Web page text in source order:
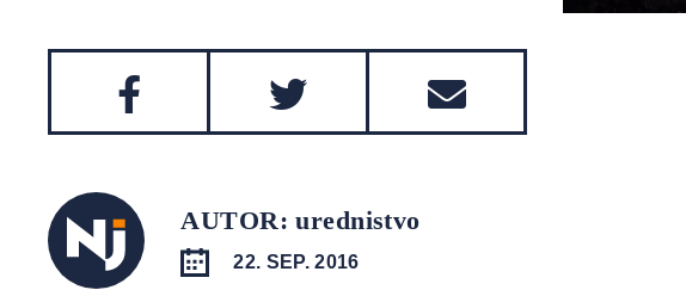
AUTOR: urednistvo
22. SEP. 2016